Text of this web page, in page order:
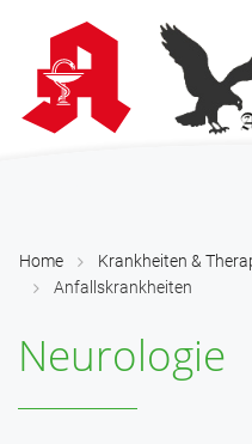
Home Krankheiten &
Anfallskrankheiten
Neurologie